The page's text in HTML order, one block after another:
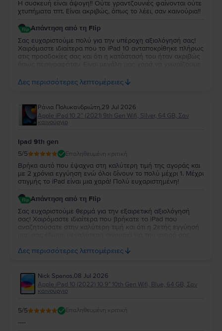
5. Μπορώ να αγοράσω έναiPad Air 4 10,9"με δόσεις;
Στο Flip.ro, όλες οι συσκευές μπορούν να αγοραστούν με δόσεις. Μπορείτε
να πληρώσετε για το tablet
iPad Air 4 10,9" (2020) 4ης γενιάς
σε πολλαπλές δόσεις. Δείτε εδώ πώς να αγοράσετε ένα
(2020) 4ης γενιάςμε δόσεις.
ΣτοFlip.ro, οι προσφορές για το iPad Air 4 10,9" 4ης γενιάςείναι
γενναιόδωρες και δυναμικές, σε περισσότερο από συμφέρουσες τιμές για
Η συσκευή είναι άψογη!! Ούτε γραντζουνιές φαίνονται ούτε
χτυπήματα τπτ. Είναι ακριβώς, όπως το λέει, σαν καινούρια!!
Απάντηση από τη Flip
Σας ευχαριστούμε πολύ για την υπέροχη αξιολόγησή σας!
Χαιρόμαστε ιδιαίτερα που το iPad 10 ανταποκρίθηκε πλήρως
στις προσδοκίες σας και ότι η κατάστασή του ήταν ακριβώς
ευχαριστούμε για την εμπιστοσύνη σας και ευχόμαστε να
χαρείτε τη νέα σας συσκευή!
Δες περισσότερες λεπτομέρειες
Ράνια Πολυκανδριώτη,29 Jul 2026
Apple iPad 10.2” (2021) 9th Gen Wifi, Silver, 64 GB, Σαν
καινούργιο
Ipad 9th gen
5/5 Επαληθευμένη κριτική
Βρήκα αυτό που έψαχνα στη καλύτερη τιμή της αγοράς και
με 2 χρόνια εγγύηση ενώ όλοι δίνουν το πολύ μέχρι 1. Μέχρι
στιγμής το iPad είναι μια χαρά! Πολύ ευχαριστημένη!
Απάντηση από τη Flip
Σας ευχαριστούμε θερμά για την εξαιρετική αξιολόγησή
σας! Χαιρόμαστε ιδιαίτερα που βρήκατε το iPad που
αναζητούσατε στην καλύτερη τιμή και ότι η 2ετής εγγύησή
να την απολαύσετε για πολύ καιρό.
Δες περισσότερες λεπτομέρειες
Nick Spanos,08 Jul 2026
Apple iPad 10 (2022) 10.9" 10th Gen Wifi, Blue, 64 GB, Σαν
καινούργιο
5/5 Επαληθευμένη κριτική
----